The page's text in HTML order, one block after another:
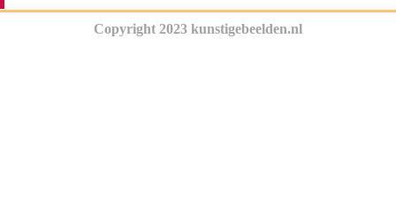
Copyright 2023 kunstigebeelden.nl